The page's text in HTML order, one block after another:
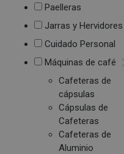
Paelleras
Jarras y Hervidores
Cuidado Personal
Máquinas de café
Cafeteras de
cápsulas
Cápsulas de
Cafeteras
Cafeteras de
Aluminio